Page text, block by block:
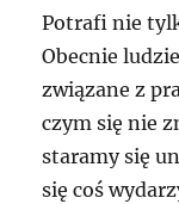
Potrafi nie
Obecnie
związane z
czym się nie
staramy się
się coś